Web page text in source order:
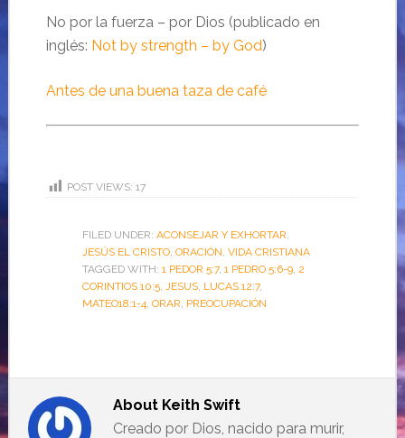
No por la fuerza – por Dios (publicado en
inglés: Not by strength – by God)
Antes de una buena taza de café
POST VIEWS: 17
FILED UNDER: ACONSEJAR Y EXHORTAR,
JESÚS EL CRISTO, ORACIÓN, VIDA CRISTIANA
TAGGED WITH: 1 PEDOR 5:7, 1 PEDRO 5:6-9, 2
CORINTIOS 10:5, JESUS, LUCAS 12:7,
MATEO18:1-4, ORAR, PREOCUPACIÓN
About Keith Swift
Creado por Dios, nacido para murir,